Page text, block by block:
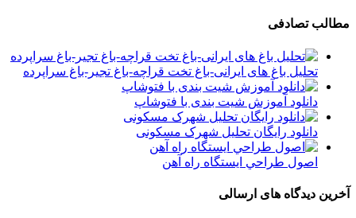
مطالب تصادفی
تحلیل باغ های ایرانی-باغ تخت قراچه-باغ تجیر-باغ سراپرده
دانلود آموزش شیت بندی با فتوشاپ
دانلود رایگان تحلیل شهرک مسکونی
اصول طراحي ایستگاه راه آهن
آخرین دیدگاه های ارسالی